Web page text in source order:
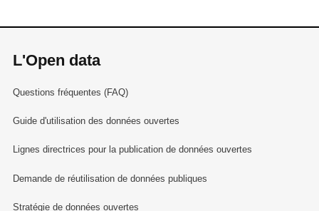
L'Open data
Questions fréquentes (FAQ)
Guide d'utilisation des données ouvertes
Lignes directrices pour la publication de données ouvertes
Demande de réutilisation de données publiques
Stratégie de données ouvertes